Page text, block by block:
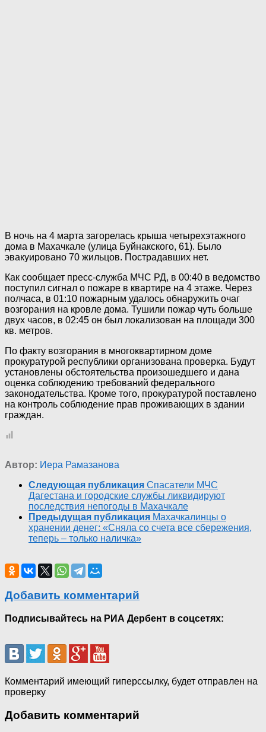
В ночь на 4 марта загорелась крыша четырехэтажного
дома в Махачкале (улица Буйнакского, 61). Было
эвакуировано 70 жильцов. Пострадавших нет.
Как сообщает пресс-служба МЧС РД, в 00:40 в ведомство
поступил сигнал о пожаре в квартире на 4 этаже. Через
полчаса, в 01:10 пожарным удалось обнаружить очаг
возгорания на кровле дома. Тушили пожар чуть больше
двух часов, в 02:45 он был локализован на площади 300
кв. метров.
По факту возгорания в многоквартирном доме
прокуратурой республики организована проверка. Будут
установлены обстоятельства произошедшего и дана
оценка соблюдению требований федерального
законодательства. Кроме того, прокуратурой поставлено
на контроль соблюдение прав проживающих в здании
граждан.
Автор: Иера Рамазанова
Следующая публикация Спасатели МЧС
Дагестана и городские службы ликвидируют
последствия непогоды в Махачкале
Предыдущая публикация Махачкалинцы о
хранении денег: «Сняла со счета все сбережения,
теперь – только наличка»
Добавить комментарий
Подписывайтесь на РИА Дербент в соцсетях:
Комментарий имеющий гиперссылку, будет отправлен на
проверку
Добавить комментарий